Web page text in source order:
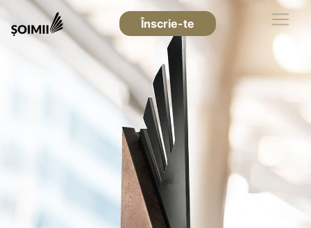
Înscrie-te